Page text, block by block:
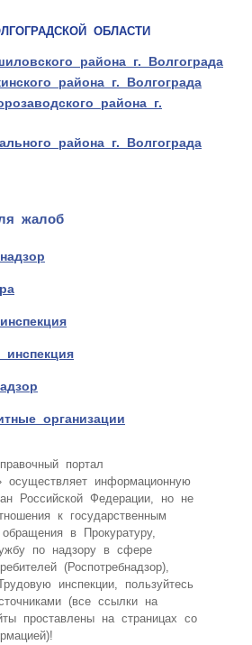
ОБЛАСТИ
района г. Волгограда
района г. Волгограда
района г.
района г. Волгограда
жалоб
организации
портал
осуществляет информационную
Российской Федерации, но не
к государственным
в Прокуратуру,
по надзору в сфере
(Роспотребнадзор),
инспекции, пользуйтесь
(все ссылки на
проставлены на страницах со